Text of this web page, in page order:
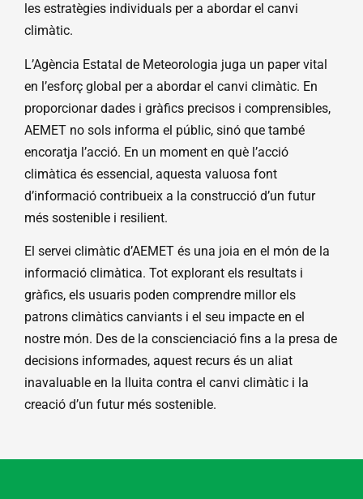
les estratègies individuals per a abordar el canvi
climàtic.
L’Agència Estatal de Meteorologia juga un paper vital
en l’esforç global per a abordar el canvi climàtic. En
proporcionar dades i gràfics precisos i comprensibles,
AEMET no sols informa el públic, sinó que també
encoratja l’acció. En un moment en què l’acció
climàtica és essencial, aquesta valuosa font
d’informació contribueix a la construcció d’un futur
més sostenible i resilient.
El servei climàtic d’AEMET és una joia en el món de la
informació climàtica. Tot explorant els resultats i
gràfics, els usuaris poden comprendre millor els
patrons climàtics canviants i el seu impacte en el
nostre món. Des de la conscienciació fins a la presa de
decisions informades, aquest recurs és un aliat
inavaluable en la lluita contra el canvi climàtic i la
creació d’un futur més sostenible.